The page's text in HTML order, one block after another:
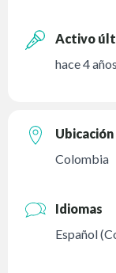
Activo
hace 4 años
Ubicación
Colombia
Idiomas
Español